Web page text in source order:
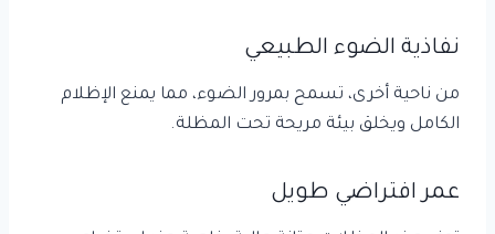
نفاذية الضوء الطبيعي
من ناحية أخرى، تسمح بمرور الضوء، مما يمنع الإظلام
الكامل ويخلق بيئة مريحة تحت المظلة.
عمر افتراضي طويل